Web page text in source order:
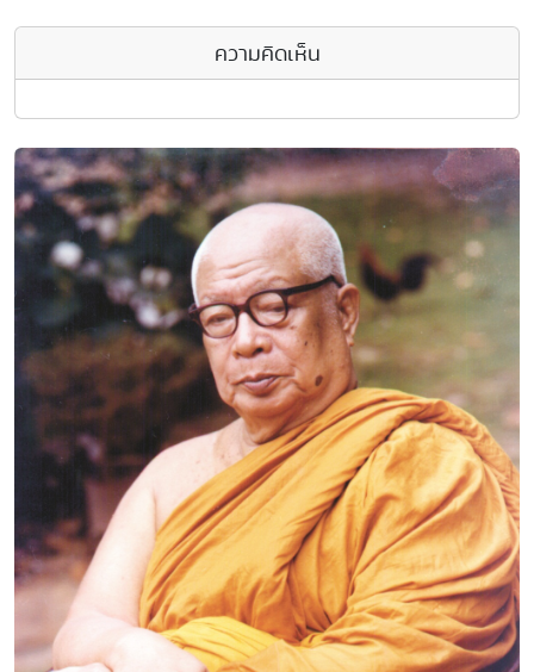
ความคิดเห็น